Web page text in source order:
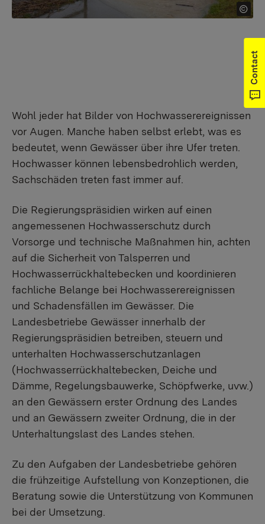
Contact
Wohl jeder hat Bilder von Hochwasserereignissen
vor Augen. Manche haben selbst erlebt, was es
bedeutet, wenn Gewässer über ihre Ufer treten.
Hochwasser können lebensbedrohlich werden,
Sachschäden treten fast immer auf.
Die Regierungspräsidien wirken auf einen
angemessenen Hochwasserschutz durch
Vorsorge und technische Maßnahmen hin, achten
auf die Sicherheit von Talsperren und
Hochwasserrückhaltebecken und koordinieren
fachliche Belange bei Hochwasserereignissen
und Schadensfällen im Gewässer. Die
Landesbetriebe Gewässer innerhalb der
Regierungspräsidien betreiben, steuern und
unterhalten Hochwasserschutzanlagen
(Hochwasserrückhaltebecken, Deiche und
Dämme, Regelungsbauwerke, Schöpfwerke, uvw.)
an den Gewässern erster Ordnung des Landes
und an Gewässern zweiter Ordnung, die in der
Unterhaltungslast des Landes stehen.
Zu den Aufgaben der Landesbetriebe gehören
die frühzeitige Aufstellung von Konzeptionen, die
Beratung sowie die Unterstützung von Kommunen
bei der Umsetzung.